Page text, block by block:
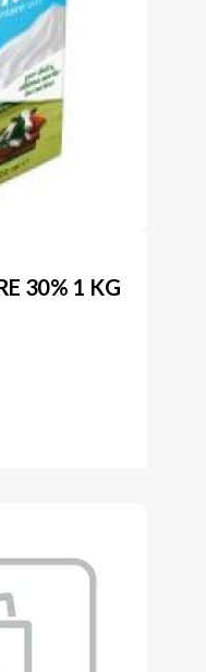
30% 1 KG